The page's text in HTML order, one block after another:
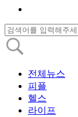
전체뉴스
피플
헬스
라이프